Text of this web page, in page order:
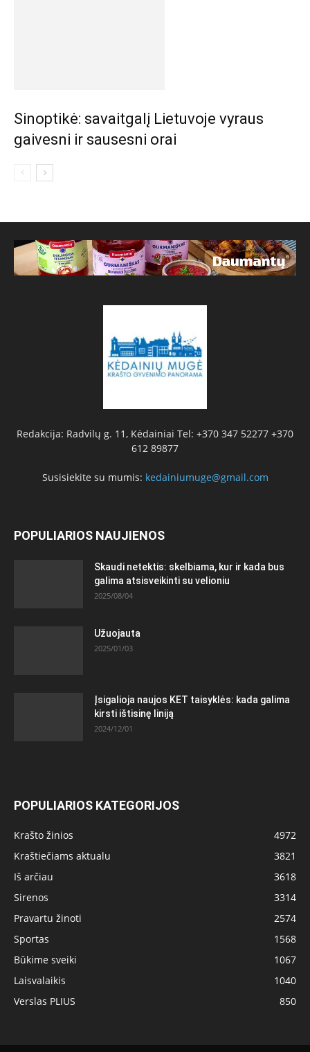
Sinoptikė: savaitgalį Lietuvoje vyraus
gaivesni ir sausesni orai
Redakcija: Radvilų g. 11, Kėdainiai Tel: +370 347 52277 +370
612 89877
Susisiekite su mumis: kedainiumuge@gmail.com
POPULIARIOS NAUJIENOS
Skaudi netektis: skelbiama, kur ir kada bus
galima atsisveikinti su velioniu
2025/08/04
Užuojauta
2025/01/03
Įsigalioja naujos KET taisyklės: kada galima
kirsti ištisinę liniją
2024/12/01
POPULIARIOS KATEGORIJOS
Krašto žinios
4972
Kraštiečiams aktualu
3821
Iš arčiau
3618
Sirenos
3314
Pravartu žinoti
2574
Sportas
1568
Būkime sveiki
1067
Laisvalaikis
1040
Verslas PLIUS
850